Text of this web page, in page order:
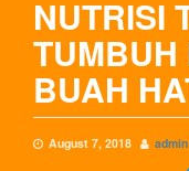
NUTRISI
BUAH
August 7, 2018 admin